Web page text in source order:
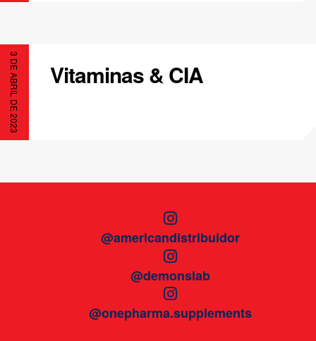
3 DE ABRIL DE 2023 Vitaminas & CIA
@americandistribuidor
@demonslab
@onepharma.supplements